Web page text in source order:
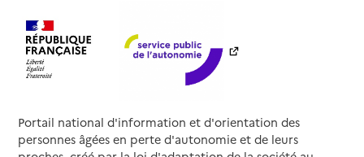
Portail national d'information et d'orientation des
personnes âgées en perte d'autonomie et de leurs